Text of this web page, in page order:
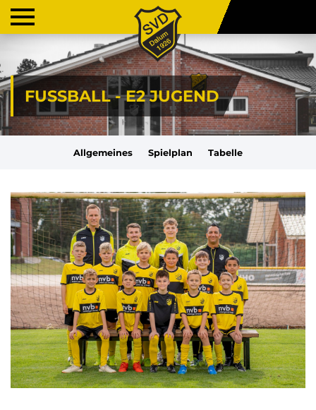
FUSSBALL - E2 JUGEND
Allgemeines Spielplan Tabelle